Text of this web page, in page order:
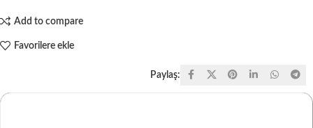
Add to compare
Favorilere ekle
Paylaş: